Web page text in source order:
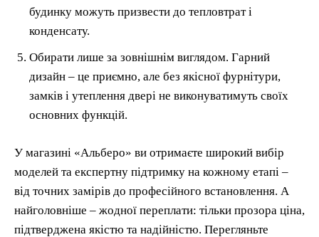
будинку можуть призвести до тепловтрат і
конденсату.
Обирати лише за зовнішнім виглядом. Гарний
дизайн – це приємно, але без якісної фурнітури,
замків і утеплення двері не виконуватимуть своїх
основних функцій.
У магазині «Альберо» ви отримаєте широкий вибір
моделей та експертну підтримку на кожному етапі –
від точних замірів до професійного встановлення. А
найголовніше – жодної переплати: тільки прозора ціна,
підтверджена якістю та надійністю. Перегляньте